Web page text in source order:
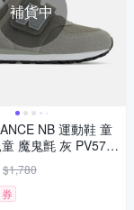
補貨中
NB 運動鞋 童
魔鬼氈 灰 PV574
$1,780
券